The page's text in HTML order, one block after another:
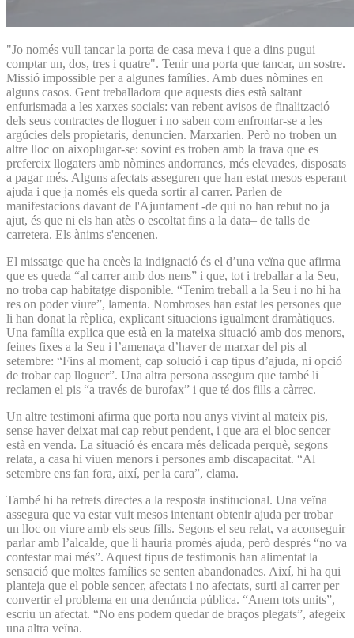
"Jo només vull tancar la porta de casa meva i que a dins pugui
comptar un, dos, tres i quatre". Tenir una porta que tancar, un sostre.
Missió impossible per a algunes famílies. Amb dues nòmines en
alguns casos. Gent treballadora que aquests dies està saltant
enfurismada a les xarxes socials: van rebent avisos de finalització
dels seus contractes de lloguer i no saben com enfrontar-se a les
argúcies dels propietaris, denuncien. Marxarien. Però no troben un
altre lloc on aixoplugar-se: sovint es troben amb la trava que es
prefereix llogaters amb nòmines andorranes, més elevades, disposats
a pagar més. Alguns afectats asseguren que han estat mesos esperant
ajuda i que ja només els queda sortir al carrer. Parlen de
manifestacions davant de l'Ajuntament -de qui no han rebut no ja
ajut, és que ni els han atès o escoltat fins a la data– de talls de
carretera. Els ànims s'encenen.
El missatge que ha encès la indignació és el d’una veïna que afirma
que es queda “al carrer amb dos nens” i que, tot i treballar a la Seu,
no troba cap habitatge disponible. “Tenim treball a la Seu i no hi ha
res on poder viure”, lamenta. Nombroses han estat les persones que
li han donat la rèplica, explicant situacions igualment dramàtiques.
Una família explica que està en la mateixa situació amb dos menors,
feines fixes a la Seu i l’amenaça d’haver de marxar del pis al
setembre: “Fins al moment, cap solució i cap tipus d’ajuda, ni opció
de trobar cap lloguer”. Una altra persona assegura que també li
reclamen el pis “a través de burofax” i que té dos fills a càrrec.
Un altre testimoni afirma que porta nou anys vivint al mateix pis,
sense haver deixat mai cap rebut pendent, i que ara el bloc sencer
està en venda. La situació és encara més delicada perquè, segons
relata, a casa hi viuen menors i persones amb discapacitat. “Al
setembre ens fan fora, així, per la cara”, clama.
També hi ha retrets directes a la resposta institucional. Una veïna
assegura que va estar vuit mesos intentant obtenir ajuda per trobar
un lloc on viure amb els seus fills. Segons el seu relat, va aconseguir
parlar amb l’alcalde, que li hauria promès ajuda, però després “no va
contestar mai més”. Aquest tipus de testimonis han alimentat la
sensació que moltes famílies se senten abandonades. Així, hi ha qui
planteja que el poble sencer, afectats i no afectats, surti al carrer per
convertir el problema en una denúncia pública. “Anem tots units”,
escriu un afectat. “No ens podem quedar de braços plegats”, afegeix
una altra veïna.